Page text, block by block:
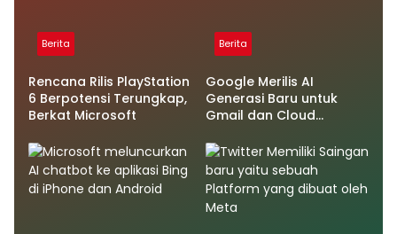
Berita
Rencana Rilis PlayStation
6 Berpotensi Terungkap,
Berkat Microsoft
Berita
Google Merilis AI
Generasi Baru untuk
Gmail dan Cloud